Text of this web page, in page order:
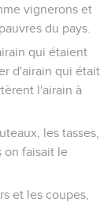
vignerons et
du pays.
qui étaient
d'airain qui était
l'airain à
les tasses,
on faisait le
et les coupes,